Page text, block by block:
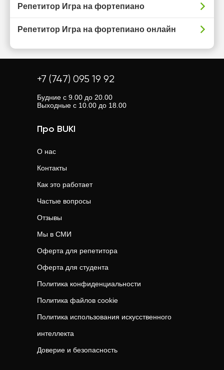
Репетитор Игра на фортепиано
Репетитор Игра на фортепиано онлайн
+7 (747) 095 19 92
Будние с 9.00 до 20.00
Выходные с 10.00 до 18.00
Про BUKI
О нас
Контакты
Как это работает
Частые вопросы
Отзывы
Мы в СМИ
Оферта для репетитора
Оферта для студента
Политика конфиденциальности
Политика файлов cookie
Политика использования искусственного
интеллекта
Доверие и безопасность